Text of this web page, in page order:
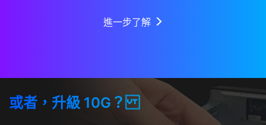
進一步了解
或者，升級 10G？